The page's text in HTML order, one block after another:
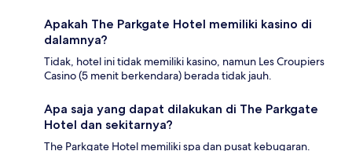
Apakah The Parkgate Hotel memiliki kasino di
dalamnya?
Tidak, hotel ini tidak memiliki kasino, namun Les Croupiers
Casino (5 menit berkendara) berada tidak jauh.
Apa saja yang dapat dilakukan di The Parkgate
Hotel dan sekitarnya?
The Parkgate Hotel memiliki spa dan pusat kebugaran.